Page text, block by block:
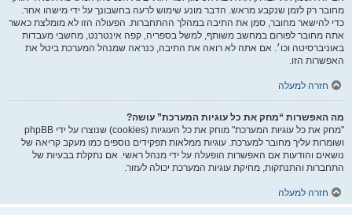
מחובר רק לזמן שנקבע מראש. הדבר מונע שימוש לרעה בחשבונך על ידי מישהו אחר.
כדי להישאר מחובר, סמן את התיבה במהלך ההתחברות. הפעולה הזו לא מומלצת כאשר
אתה מחובר לפורום במחשב משותף, למשל בספריה, קפה אינטרנט, מחשבי מעבדות
באוניברסיטה וכו׳. אם אתה לא רואה את התיבה, כנראה שמנהל המערכת ביטל את
האפשרות הזו.
חזרה למעלה
מה האפשרות “מחק את כל עוגיות המערכת” עושה?
"מחק את כל עוגיות המערכת" מוחק את כל העוגיות (cookies) שנוצרו על ידי phpBB
ושומרות עליך מחובר למערכת. עוגיות ממלאות תפקידים נוספים כמו מעקב קריאה של
נושאים והודעות אם האפשרות הופעלה על ידי מנהל ראשי. אם נתקלת בבעיות של
התחברות והתנתקות, מחיקת עוגיות המערכת יכולה לעזור.
חזרה למעלה